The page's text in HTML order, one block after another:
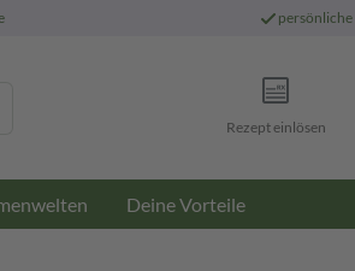
persönliche
Rezept einlösen
Deine Vorteile